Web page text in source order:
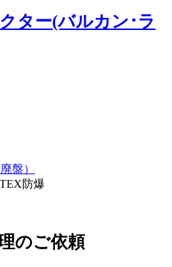
ター(バルカン･ラ
盤）
防爆
のご依頼